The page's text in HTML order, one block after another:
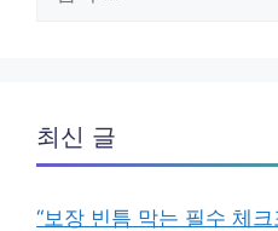
색:
최신 글
“보장 빈틈 막는 필수 체